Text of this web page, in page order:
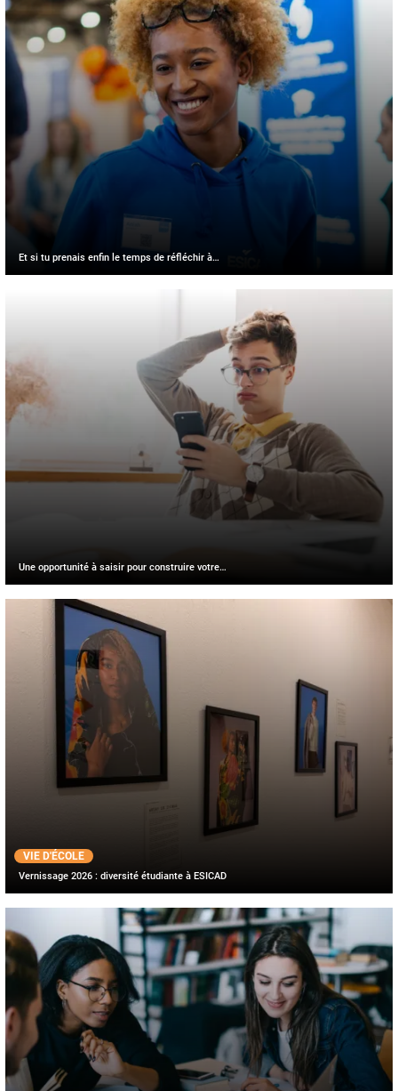
Et si tu prenais enfin le temps de réfléchir à…
Une opportunité à saisir pour construire votre…
VIE D'ÉCOLE
Vernissage 2026 : diversité étudiante à ESICAD